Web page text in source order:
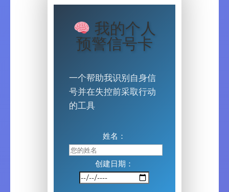
我的个人
预警信号卡
一个帮助我识别自身信
号并在失控前采取行动
的工具
姓名：
创建日期：